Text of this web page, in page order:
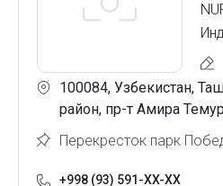
100084, Узбекистан,
район, пр-т Амира
Перекресток парк
+998 (93) 591-XX-XX